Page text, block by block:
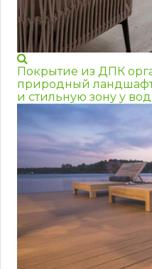
Покрытие из ДПК
природный
и стильную зону у